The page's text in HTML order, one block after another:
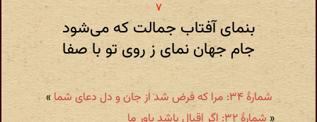
بنمای آفتاب جمالت که می‌شود
جام جهان نمای ز روی تو با صفا
شمارهٔ ۳۴: مرا که فرض شد از جان و دل دعای شما
»